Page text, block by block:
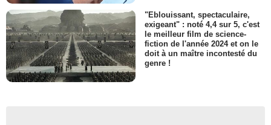
"Eblouissant, spectaculaire,
exigeant" : noté 4,4 sur 5, c'est
le meilleur film de science-
fiction de l'année 2024 et on le
doit à un maître incontesté du
genre !